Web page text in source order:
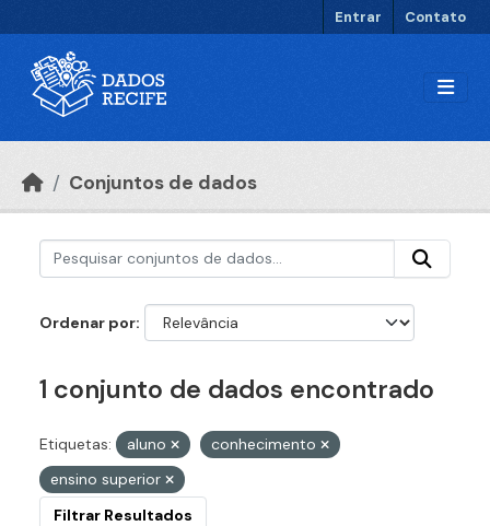
Entrar Contato
Conjuntos de dados
Ordenar por
1 conjunto de dados encontrado
Etiquetas: aluno
conhecimento
ensino superior
Filtrar Resultados